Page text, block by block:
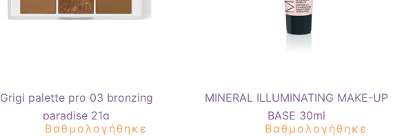
Grigi palette pro 03 bronzing
paradise 21g
Βαθμολογήθηκε
MINERAL ILLUMINATING MAKE-UP
BASE 30ml
Βαθμολογήθηκε